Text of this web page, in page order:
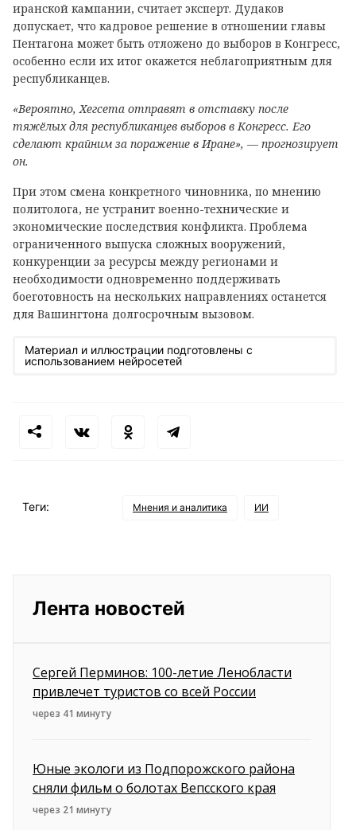
иранской кампании, считает эксперт. Дудаков
допускает, что кадровое решение в отношении главы
Пентагона может быть отложено до выборов в Конгресс,
особенно если их итог окажется неблагоприятным для
республиканцев.
«Вероятно, Хегсета отправят в отставку после
тяжёлых для республиканцев выборов в Конгресс. Его
сделают крайним за поражение в Иране», — прогнозирует
он.
При этом смена конкретного чиновника, по мнению
политолога, не устранит военно-технические и
экономические последствия конфликта. Проблема
ограниченного выпуска сложных вооружений,
конкуренции за ресурсы между регионами и
необходимости одновременно поддерживать
боеготовность на нескольких направлениях останется
для Вашингтона долгосрочным вызовом.
Материал и иллюстрации подготовлены с
использованием нейросетей
Теги: Мнения и аналитика ИИ
Лента новостей
Сергей Перминов: 100-летие Ленобласти
привлечет туристов со всей России
через 41 минуту
Юные экологи из Подпорожского района
сняли фильм о болотах Вепсского края
через 21 минуту